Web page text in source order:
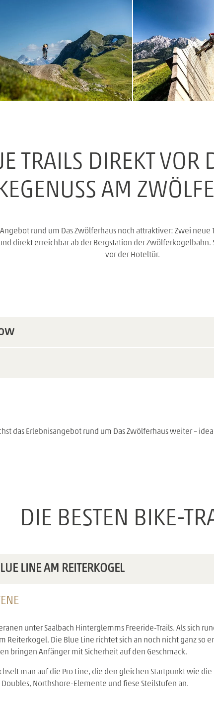
TRAILS DIREKT VOR
AM
rund um Das Zwölferhaus noch attraktiver: Zwei
direkt erreichbar ab der Bergstation der
vor der Hoteltür.
das Erlebnisangebot rund um Das Zwölferhaus weiter –
DIE BESTEN BIKE-
LINE AM REITERKOGEL
unter Saalbach Hinterglemms Freeride-Trails. Als sich
Reiterkogel. Die Blue Line richtet sich an noch nicht ganz so
bringen Anfänger mit Sicherheit auf den Geschmack.
man auf die Pro Line, die den gleichen Startpunkt wie
Northshore-Elemente und fiese Steilstufen an.